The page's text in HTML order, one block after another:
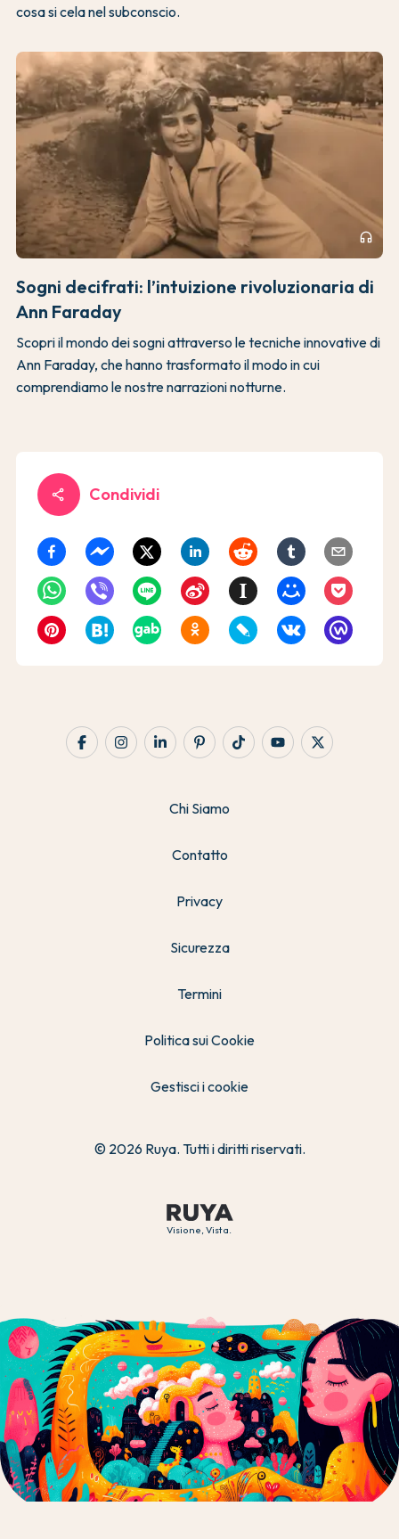
cosa si cela nel subconscio.
headphones
Sogni decifrati: l’intuizione rivoluzionaria di
Ann Faraday
Scopri il mondo dei sogni attraverso le tecniche innovative di
Ann Faraday, che hanno trasformato il modo in cui
comprendiamo le nostre narrazioni notturne.
share Condividi
Visione, Vista.
Chi Siamo
Contatto
Privacy
Sicurezza
Termini
Politica sui Cookie
Gestisci i cookie
© 2026 Ruya. Tutti i diritti riservati.